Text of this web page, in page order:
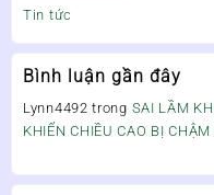
Tin tức
Bình luận gần đây
Lynn4492 trong SAI LẦM
KHIẾN CHIỀU CAO BỊ